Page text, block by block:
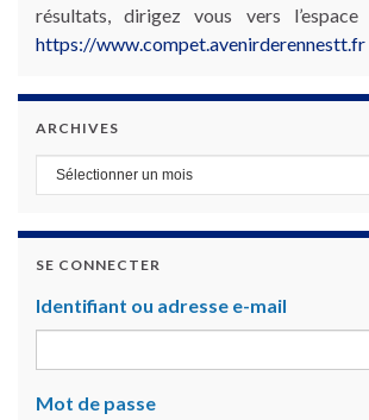
résultats, dirigez vous vers
https://www.compet.avenirderennestt.fr
ARCHIVES
Archives
SE CONNECTER
Identifiant ou adresse e-mail
Mot de passe